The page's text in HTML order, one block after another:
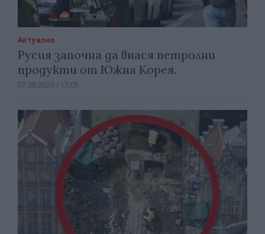
Актуално
Русия започна да внася петролни
продукти от Южна Корея.
07.08.2026 / 17:05